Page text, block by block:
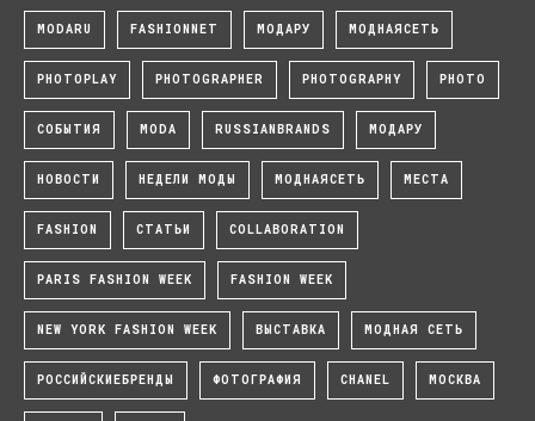
MODARU FASHIONNET МОДАРУ МОДНАЯСЕТЬ
PHOTOPLAY PHOTOGRAPHER PHOTOGRAPHY PHOTO
СОБЫТИЯ MODA RUSSIANBRANDS МОДАРУ
НОВОСТИ НЕДЕЛИ МОДЫ МОДНАЯСЕТЬ МЕСТА
FASHION СТАТЬИ COLLABORATION
PARIS FASHION WEEK FASHION WEEK
NEW YORK FASHION WEEK ВЫСТАВКА МОДНАЯ СЕТЬ
РОССИЙСКИЕБРЕНДЫ ФОТОГРАФИЯ CHANEL МОСКВА